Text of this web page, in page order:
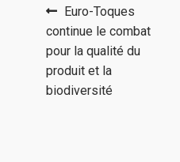
Navigation
de
l’article
Article
précédent :
Euro-Toques
continue le combat
pour la qualité du
produit et la
biodiversité